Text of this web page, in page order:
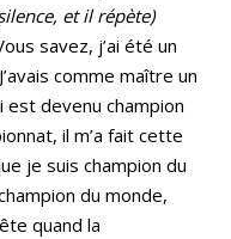
et il répète)
savez, j’ai été un
comme maître un
est devenu champion
il m’a fait cette
je suis champion du
du monde,
quand la